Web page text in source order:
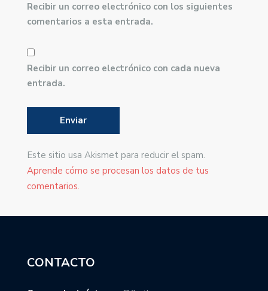
Recibir un correo electrónico con los siguientes
comentarios a esta entrada.
Recibir un correo electrónico con cada nueva
entrada.
Este sitio usa Akismet para reducir el spam.
Aprende cómo se procesan los datos de tus
comentarios.
CONTACTO